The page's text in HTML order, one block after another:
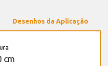
Desenhos da Aplicação
cm